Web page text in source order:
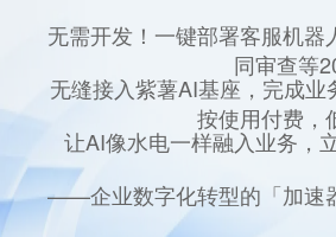
无需开发！一键部署客服机器
同审查等
无缝接入紫薯AI基座，完成业
按使用付费，
让AI像水电一样融入业务，
——企业数字化转型的「加速